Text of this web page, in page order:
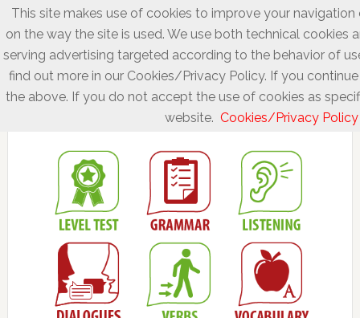
This site makes use of cookies to improve your
on the way the site is used. We use both technical cookies
serving advertising targeted according to the behavior of
find out more in our Cookies/Privacy Policy. If you
the above. If you do not accept the use of cookies as
website. Cookies/Privacy Policy